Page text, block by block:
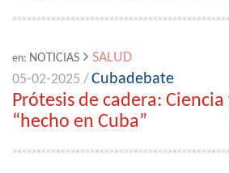
en: NOTICIAS
SALUD
05-02-2025 /Cubadebate
Prótesis de cadera:
“hecho en Cuba”